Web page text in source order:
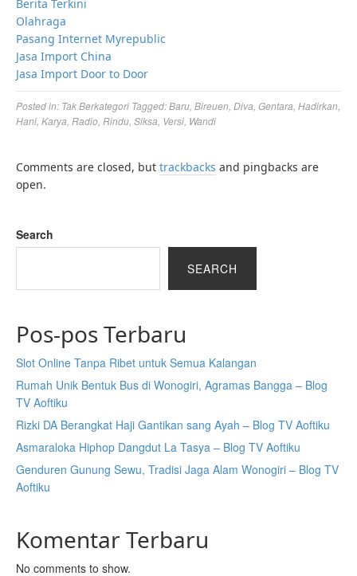
Berita Terkini
Olahraga
Pasang Internet Myrepublic
Jasa Import China
Jasa Import Door to Door
Posted in: Tak Berkategori Tagged:Baru Bireuen Diva Gentara Hadirkan
Hani Karya Radio Rindu Siksa Versi Wandi
Comments are closed, but trackbacks and pingbacks are
open.
Search
SEARCH
Pos-pos Terbaru
Slot Online Tanpa Ribet untuk Semua Kalangan
Rumah Unik Bentuk Bus di Wonogiri, Agramas Bangga – Blog
TV Aoftiku
Rizki DA Berangkat Haji Gantikan sang Ayah – Blog TV Aoftiku
Asmaraloka Hiphop Dangdut La Tasya – Blog TV Aoftiku
Genduren Gunung Sewu, Tradisi Jaga Alam Wonogiri – Blog TV
Aoftiku
Komentar Terbaru
No comments to show.